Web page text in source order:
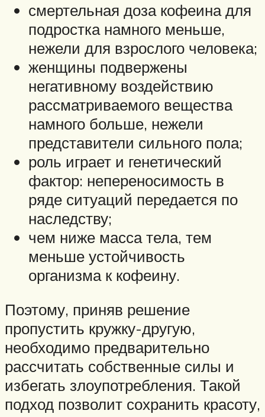
смертельная доза кофеина для
подростка намного меньше,
нежели для взрослого человека;
женщины подвержены
негативному воздействию
рассматриваемого вещества
намного больше, нежели
представители сильного пола;
роль играет и генетический
фактор: непереносимость в
ряде ситуаций передается по
наследству;
чем ниже масса тела, тем
меньше устойчивость
организма к кофеину.
Поэтому, приняв решение
пропустить кружку-другую,
необходимо предварительно
рассчитать собственные силы и
избегать злоупотребления. Такой
подход позволит сохранить красоту,